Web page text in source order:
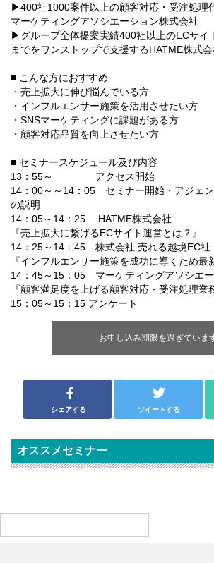
▶400社1000案件以上の顧客対応・受注処理
マーケティングアソシエーション株式会社
▶グループ全体提案実績400社以上のECサイ
までをワンストップで支援するHATME株式会
■ こんな方におすすめ
・売上拡大に伸び悩んでいる方
・インフルエンサー施策を活用させたい方
・SNSマーケティングに課題がある方
・顧客対応品質を向上させたい方
■ セミナースケジュール及び内容
13：55～ アクセス開始
14：00～～14：05 セミナー開始・アジェ
の説明
14：05～14：25 HATME株式会社
『売上拡大に繋げるECサイト運営とは？』
14：25～14：45 株式会社 売れる越境EC社
『インフルエンサー施策を成功に導くため最
14：45～15：05 マーケティングアソシエ
『顧客満足度を上げる顧客対応・受注処理業
15：05～15：15 アンケート
お申し込み期限を過ぎていま
シェアする ツイートする
オススメセミナー